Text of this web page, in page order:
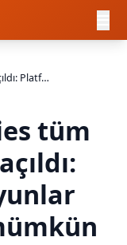
Discord Activities tüm geliştiricilere açıldı: Platformda oyunlar yapmak artık mümkün
tüm